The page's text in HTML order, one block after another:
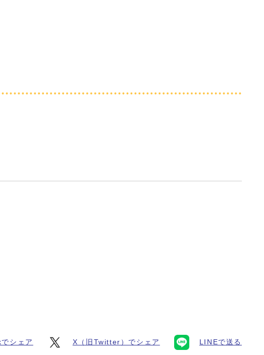
シェア X（旧Twitter）でシェア LINEで送る